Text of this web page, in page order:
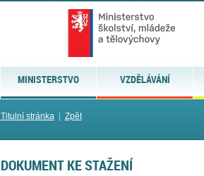
MINISTERSTVO VZDĚLÁVÁNÍ
Titulní stránka| Zpět
DOKUMENT KE STAŽENÍ